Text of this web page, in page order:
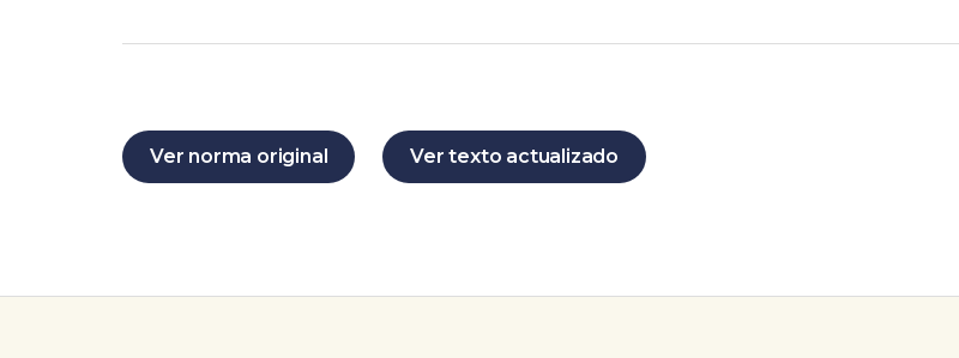
Ver norma original Ver texto actualizado